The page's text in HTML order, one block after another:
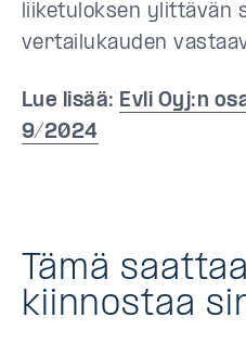
liiketuloksen ylittävän
vertailukauden
Lue lisää: Evli Oyj:n
9/2024
Tämä
kiinnostaa